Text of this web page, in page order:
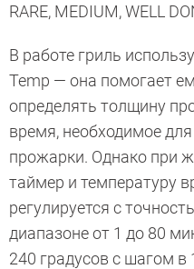
RARE, MEDIUM, WELL
В работе гриль
Temp — она помогает
определять толщину
время, необходимое
прожарки. Однако при
таймер и температуру
регулируется с
диапазоне от 1 до 80
240 градусов с шагом в